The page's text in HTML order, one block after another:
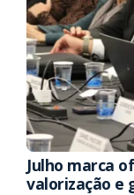
Julho marca
valorização e